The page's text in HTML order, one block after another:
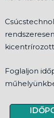
Foglaljon